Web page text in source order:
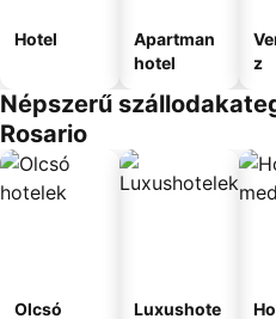
Hotel
Apartman
hotel
z
Népszerű
Rosario
Olcsó
Luxushote